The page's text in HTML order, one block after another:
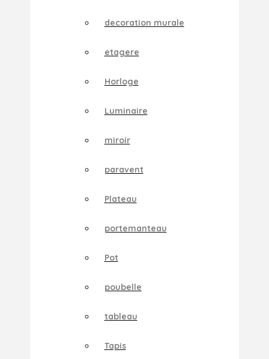
decoration murale
etagere
Horloge
Luminaire
miroir
paravent
Plateau
portemanteau
Pot
poubelle
tableau
Tapis